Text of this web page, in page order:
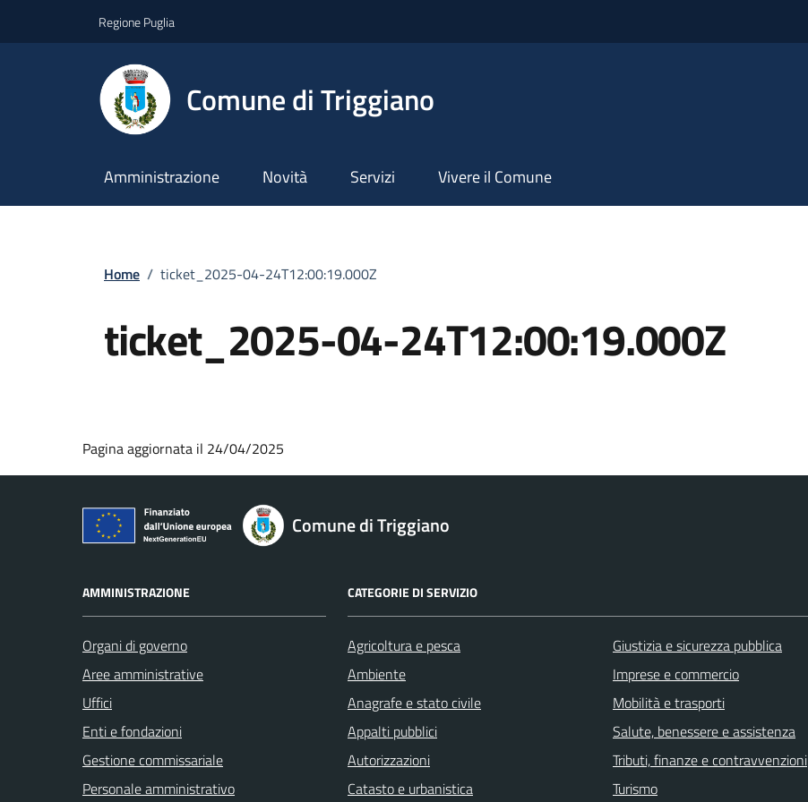
Regione Puglia
Comune di Triggiano
Amministrazione Novità Servizi Vivere il Comune
Home / ticket_2025-04-24T12:00:19.000Z
ticket_2025-04-24T12:00:19.000Z
Pagina aggiornata il 24/04/2025
Comune di Triggiano
AMMINISTRAZIONE
Organi di governo
Aree amministrative
Uffici
Enti e fondazioni
Gestione commissariale
Personale amministrativo
CATEGORIE DI SERVIZIO
Agricoltura e pesca
Ambiente
Anagrafe e stato civile
Appalti pubblici
Autorizzazioni
Catasto e urbanistica
Giustizia e sicurezza pubblica
Imprese e commercio
Mobilità e trasporti
Salute, benessere e assistenza
Tributi, finanze e contravvenzioni
Turismo